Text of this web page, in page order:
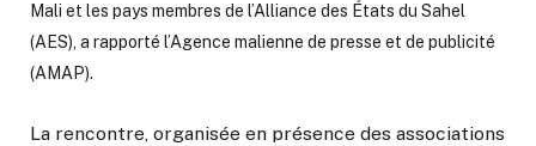
Mali et les pays membres de l’Alliance des États du Sahel
(AES), a rapporté l’Agence malienne de presse et de publicité
(AMAP).
La rencontre, organisée en présence des associations